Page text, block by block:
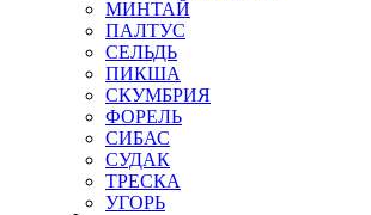
МИНТАЙ
ПАЛТУС
СЕЛЬДЬ
ПИКША
СКУМБРИЯ
ФОРЕЛЬ
СИБАС
СУДАК
ТРЕСКА
УГОРЬ